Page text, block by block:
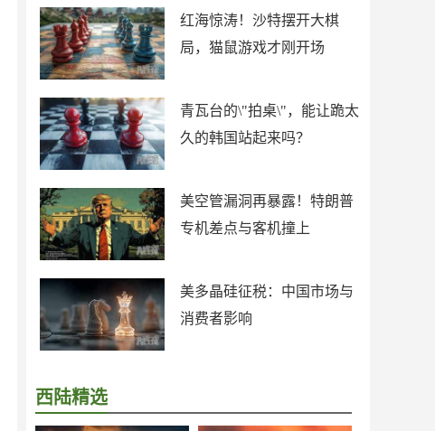
红海惊涛！沙特摆开大棋
局，猫鼠游戏才刚开场
青瓦台的\"拍桌\"，能让跪太
久的韩国站起来吗？
美空管漏洞再暴露！特朗普
专机差点与客机撞上
美多晶硅征税：中国市场与
消费者影响
西陆精选